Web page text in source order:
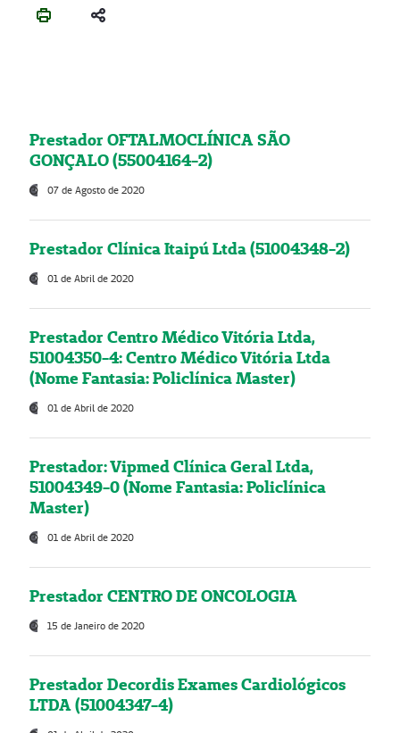
Prestador OFTALMOCLÍNICA SÃO
GONÇALO (55004164-2)
07 de Agosto de 2020
Prestador Clínica Itaipú Ltda (51004348-2)
01 de Abril de 2020
Prestador Centro Médico Vitória Ltda,
51004350-4: Centro Médico Vitória Ltda
(Nome Fantasia: Policlínica Master)
01 de Abril de 2020
Prestador: Vipmed Clínica Geral Ltda,
51004349-0 (Nome Fantasia: Policlínica
Master)
01 de Abril de 2020
Prestador CENTRO DE ONCOLOGIA
15 de Janeiro de 2020
Prestador Decordis Exames Cardiológicos
LTDA (51004347-4)